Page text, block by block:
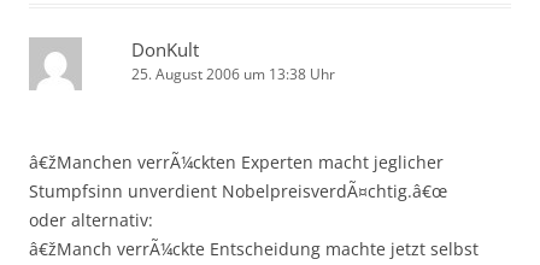
DonKult
25. August 2006 um 13:38 Uhr
â€žManchen verrÃ¼ckten Experten macht jeglicher
Stumpfsinn unverdient NobelpreisverdÃ¤chtig.â€œ
oder alternativ:
â€žManch verrÃ¼ckte Entscheidung machte jetzt selbst